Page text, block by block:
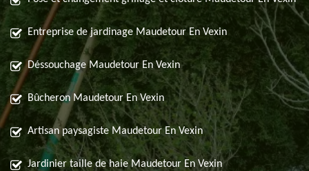
Entreprise de jardinage Maudetour En Vexin
Déssouchage Maudetour En Vexin
Bûcheron Maudetour En Vexin
Artisan paysagiste Maudetour En Vexin
Jardinier taille de haie Maudetour En Vexin